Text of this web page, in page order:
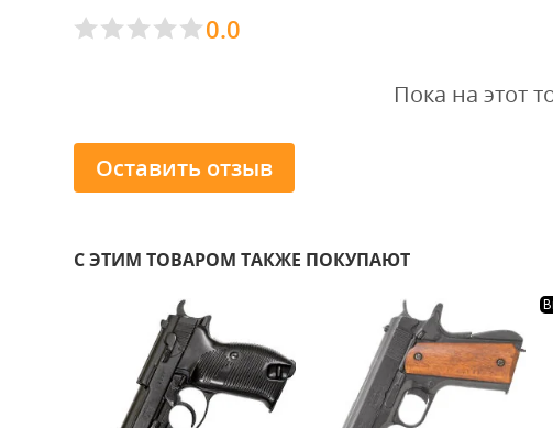
0.0
Пока на этот
Оставить отзыв
С ЭТИМ ТОВАРОМ ТАКЖЕ ПОКУПАЮТ